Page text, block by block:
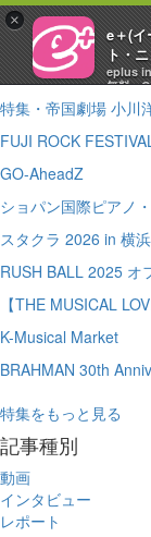
ホームへ戻る
特集
『FEELM』SELF
特集・帝国劇場 小川
FUJI ROCK
GO-AheadZ
ショパン国際ピアノ
スタクラ 2026 in 横
RUSH BALL 2025 オ
【THE MUSICAL
K-Musical Market
BRAHMAN 30th
特集をもっと見る
記事種別
動画
インタビュー
レポート
×
e＋(
ト・
eplus
無料 -